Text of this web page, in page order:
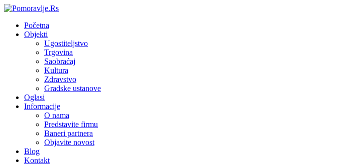
Početna
Objekti
Ugostiteljstvo
Trgovina
Saobraćaj
Kultura
Zdravstvo
Gradske ustanove
Oglasi
Informacije
O nama
Predstavite firmu
Baneri partnera
Objavite novost
Blog
Kontakt